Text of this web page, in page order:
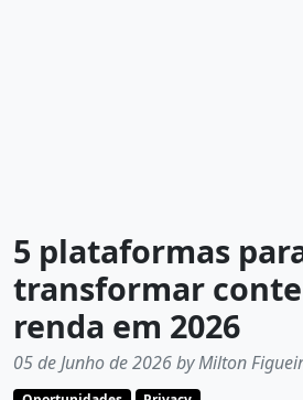
5 plataformas
transformar
renda em 2026
05 de Junho de 2026 by Milton